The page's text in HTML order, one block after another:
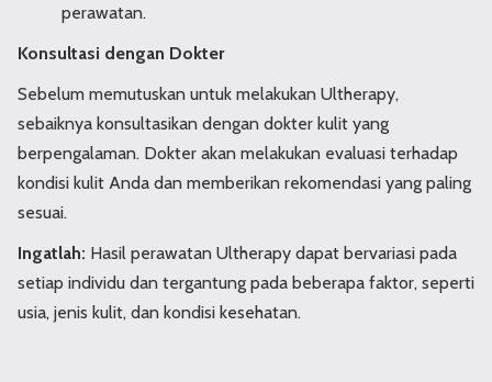
perawatan.
Konsultasi dengan Dokter
Sebelum memutuskan untuk melakukan Ultherapy,
sebaiknya konsultasikan dengan dokter kulit yang
berpengalaman. Dokter akan melakukan evaluasi terhadap
kondisi kulit Anda dan memberikan rekomendasi yang paling
sesuai.
Ingatlah: Hasil perawatan Ultherapy dapat bervariasi pada
setiap individu dan tergantung pada beberapa faktor, seperti
usia, jenis kulit, dan kondisi kesehatan.